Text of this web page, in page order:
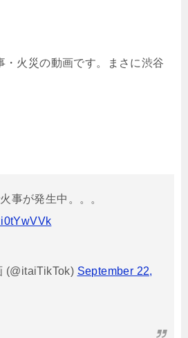
・火災の動画です。まさに渋谷
事が発生中。。。
(@itaiTikTok) September 22,